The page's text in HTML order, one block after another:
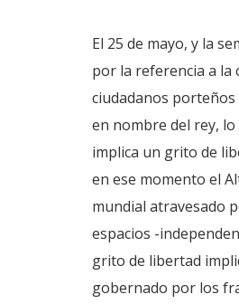
El 25 de mayo, y la
por la referencia a
ciudadanos porteños
en nombre del rey,
implica un grito de
en ese momento el
mundial atravesado
espacios -
grito de libertad
gobernado por los